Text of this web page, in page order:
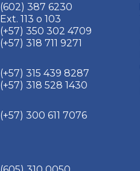
(602) 387 6230
Ext. 113 o 103
(+57) 350 302 4709
(+57) 318 711 9271
(+57) 315 439 8287
(+57) 318 528 1430
(+57) 300 611 7076